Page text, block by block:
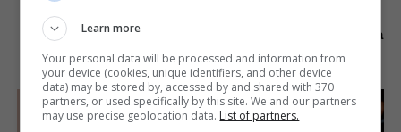
Remember This Kick-Ass
Star? See His Shocking
Brainberries
'90s Couples Defined An Era
Brainberries
Learn more
Your personal data will be processed and information from
your device (cookies, unique identifiers, and other device
data) may be stored by, accessed by and shared with 370
partners, or used specifically by this site. We and our partners
may use precise geolocation data. List of partners.